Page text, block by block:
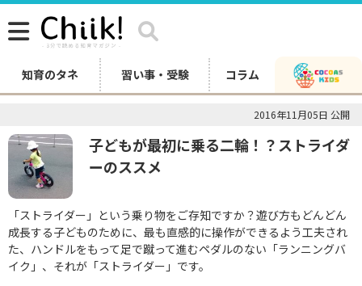
知育のタネ 習い事・受験 コラム
2016年11月05日 公開
子どもが最初に乗る二輪！？ストライダ
ーのススメ
「ストライダー」という乗り物をご存知ですか？遊び方もどんどん
成長する子どものために、最も直感的に操作ができるよう工夫され
た、ハンドルをもって足で蹴って進むペダルのない「ランニングバ
イク」、それが「ストライダー」です。